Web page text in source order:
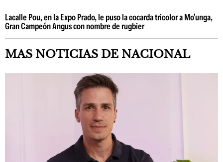
Lacalle Pou, en la Expo Prado, le puso la cocarda tricolor a Mo'unga,
Gran Campeón Angus con nombre de rugbier
MAS NOTICIAS DE NACIONAL